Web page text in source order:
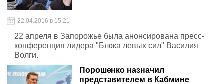
22.04.2016 в 15:21
22 апреля в Запорожье была анонсирована пресс-
конференция лидера "Блока левых сил" Василия
Волги.
Порошенко назначил
представителем в Кабмине